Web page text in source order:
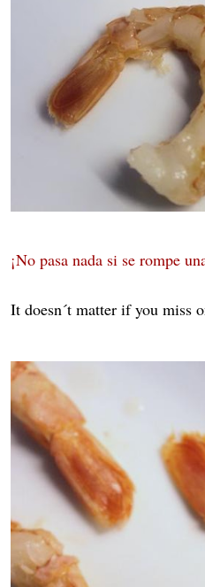
¡No pasa nada si se rompe
It doesn´t matter if you miss